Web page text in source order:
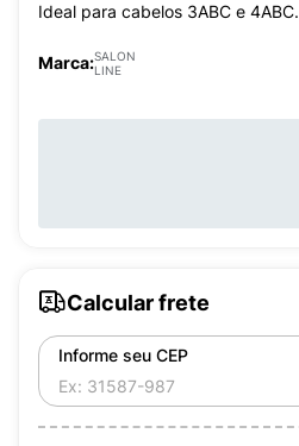
Ideal para cabelos 3ABC e 4ABC.
Marca:SALON
LINE
Calcular frete
Informe seu CEP